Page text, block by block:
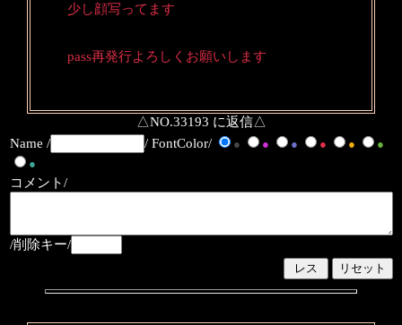
少し顔写ってます
pass再発行よろしくお願いします
△NO.33193 に返信△
Name /
/ FontColor/ ● ● ● ● ●
●
●
コメント/
/削除キー/